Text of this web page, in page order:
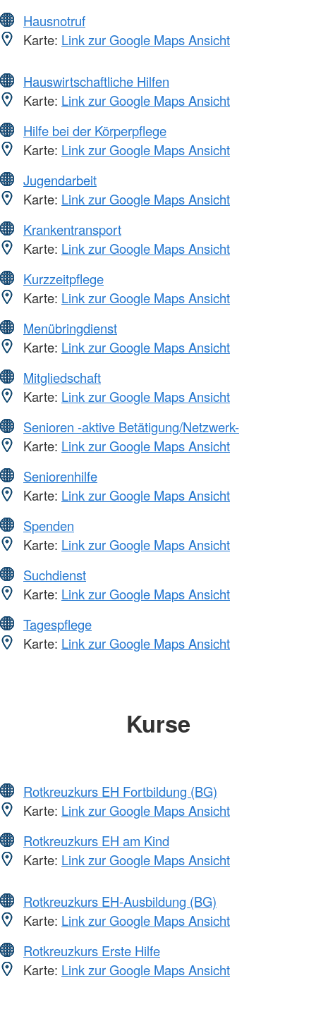
Hausnotruf
Karte: Link zur Google Maps Ansicht
Hauswirtschaftliche Hilfen
Karte: Link zur Google Maps Ansicht
Hilfe bei der Körperpflege
Karte: Link zur Google Maps Ansicht
Jugendarbeit
Karte: Link zur Google Maps Ansicht
Krankentransport
Karte: Link zur Google Maps Ansicht
Kurzzeitpflege
Karte: Link zur Google Maps Ansicht
Menübringdienst
Karte: Link zur Google Maps Ansicht
Mitgliedschaft
Karte: Link zur Google Maps Ansicht
Senioren -aktive Betätigung/Netzwerk-
Karte: Link zur Google Maps Ansicht
Seniorenhilfe
Karte: Link zur Google Maps Ansicht
Spenden
Karte: Link zur Google Maps Ansicht
Suchdienst
Karte: Link zur Google Maps Ansicht
Tagespflege
Karte: Link zur Google Maps Ansicht
Kurse
Rotkreuzkurs EH Fortbildung (BG)
Karte: Link zur Google Maps Ansicht
Rotkreuzkurs EH am Kind
Karte: Link zur Google Maps Ansicht
Rotkreuzkurs EH-Ausbildung (BG)
Karte: Link zur Google Maps Ansicht
Rotkreuzkurs Erste Hilfe
Karte: Link zur Google Maps Ansicht